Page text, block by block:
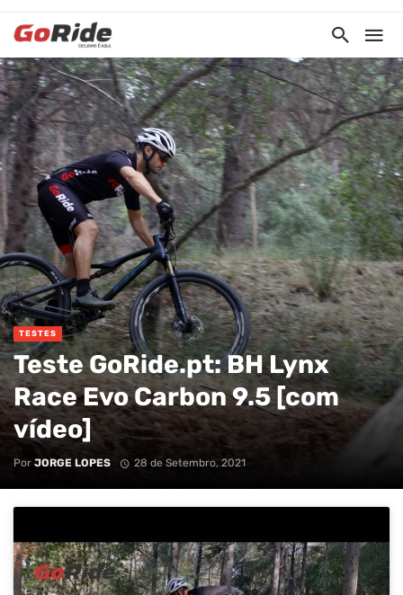
TESTES
Teste GoRide.pt: BH Lynx
Race Evo Carbon 9.5 [com
vídeo]
Por JORGE LOPES 28 de Setembro, 2021